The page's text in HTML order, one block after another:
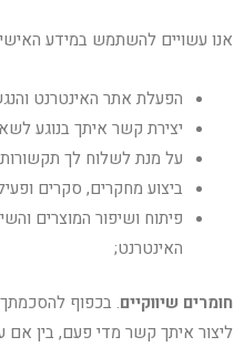
אנו עשויים להשתמש במידע
הפעלת אתר האינטרנט
יצירת קשר איתך בנוגע
על מנת לשלוח לך
ביצוע מחקרים, סקרים
פיתוח ושיפור המוצרים
האינטרנט;
חומרים שיווקיים. בכפוף
ליצור איתך קשר מדי פעם, בין אם